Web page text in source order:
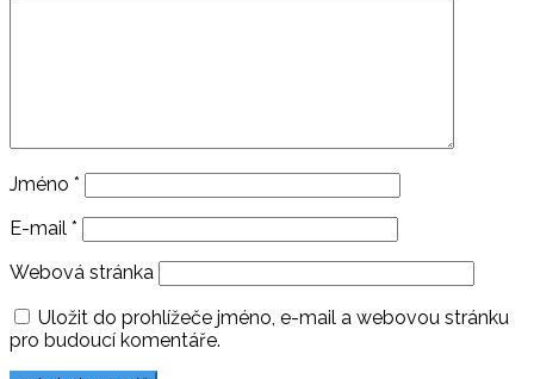
Jméno *
E-mail *
Webová stránka
Uložit do prohlížeče jméno, e-mail a webovou stránku
pro budoucí komentáře.